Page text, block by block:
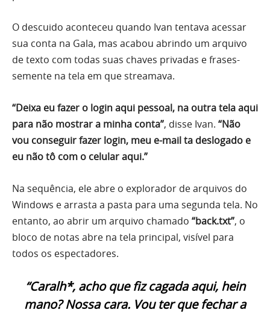
O descuido aconteceu quando Ivan tentava acessar
sua conta na Gala, mas acabou abrindo um arquivo
de texto com todas suas chaves privadas e frases-
semente na tela em que streamava.
“Deixa eu fazer o login aqui pessoal, na outra tela aqui
para não mostrar a minha conta”, disse Ivan. “Não
vou conseguir fazer login, meu e-mail ta deslogado e
eu não tô com o celular aqui.”
Na sequência, ele abre o explorador de arquivos do
Windows e arrasta a pasta para uma segunda tela. No
entanto, ao abrir um arquivo chamado “back.txt”, o
bloco de notas abre na tela principal, visível para
todos os espectadores.
“Caralh*, acho que fiz cagada aqui, hein
mano? Nossa cara. Vou ter que fechar a